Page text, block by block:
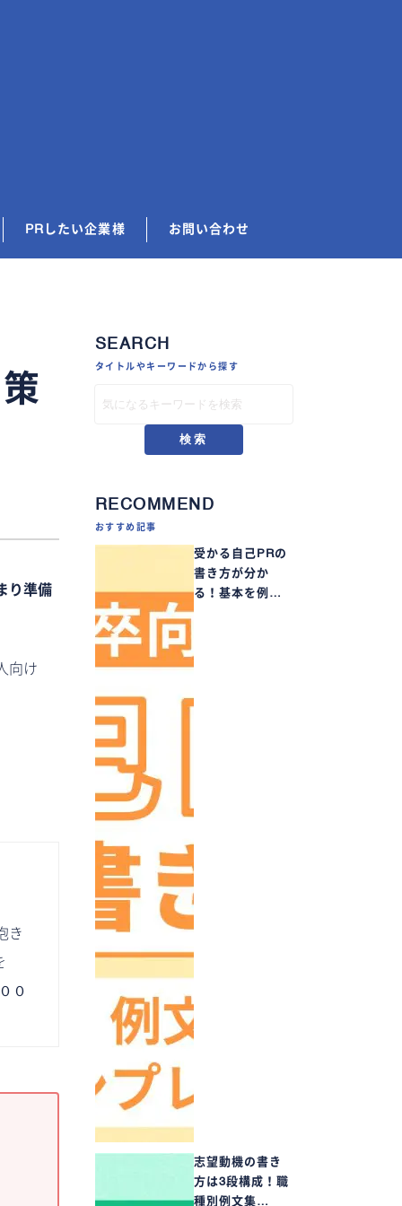
PRしたい企業様 お問い合わせ
り準備
向け
き
０
SEARCH
タイトルやキーワードから探す
検索
RECOMMEND
おすすめ記事
受かる自己PRの
書き方が分か
る！基本を例…
志望動機の書き
方は3段構成！職
種別例文集…